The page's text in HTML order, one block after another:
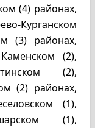
(4) районах,
Курганском
(3) районах,
(2),
(2),
(2) районах,
(1),
(1),